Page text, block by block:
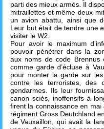
parti des mieux armés. Il
mitraillettes et même deux
un avion abattu, ainsi que
Leur but était de tendre une
visiter le W2.
Pour avoir le maximum
pouvoir pénétrer dans la
aux noms de code Brennus
comme garde d’écluse à
pour monter la garde sur
contre les terroristes, des
gendarmes. Ils leur
canon sciés, inoffensifs à
firent la connaissance en mai
régiment Gross Deutchland
de Vauxaillon, qui avait la